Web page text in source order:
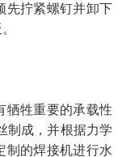
先拧紧螺钉并卸下
牺牲重要的承载性
制成，并根据力学
制的焊接机进行水